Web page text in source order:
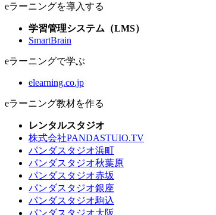
eラーニングを導入する
学習管理システム（LMS）
SmartBrain
eラーニングで学ぶ
elearning.co.jp
eラーニング教材を作る
レンタルスタジオ
株式会社PANDASTUIO.TV
パンダスタジオ浜町
パンダスタジオ秋葉原
パンダスタジオ赤坂
パンダスタジオ銀座
パンダスタジオ駒込
パンダスタジオ大阪